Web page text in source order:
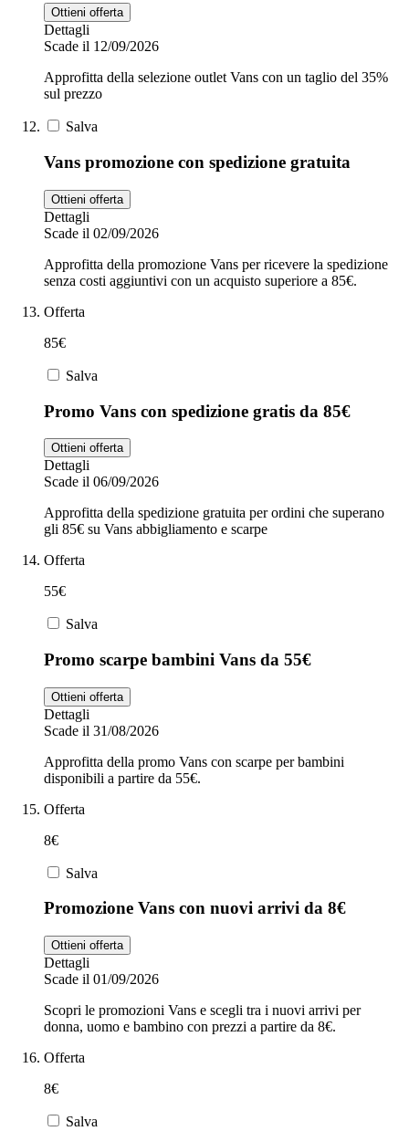
Ottieni offerta
Dettagli
Scade il 12/09/2026
Approfitta della selezione outlet Vans con un taglio del 35%
sul prezzo
Salva
Vans promozione con spedizione gratuita
Ottieni offerta
Dettagli
Scade il 02/09/2026
Approfitta della promozione Vans per ricevere la spedizione
senza costi aggiuntivi con un acquisto superiore a 85€.
Offerta
85€
Salva
Promo Vans con spedizione gratis da 85€
Ottieni offerta
Dettagli
Scade il 06/09/2026
Approfitta della spedizione gratuita per ordini che superano
gli 85€ su Vans abbigliamento e scarpe
Offerta
55€
Salva
Promo scarpe bambini Vans da 55€
Ottieni offerta
Dettagli
Scade il 31/08/2026
Approfitta della promo Vans con scarpe per bambini
disponibili a partire da 55€.
Offerta
8€
Salva
Promozione Vans con nuovi arrivi da 8€
Ottieni offerta
Dettagli
Scade il 01/09/2026
Scopri le promozioni Vans e scegli tra i nuovi arrivi per
donna, uomo e bambino con prezzi a partire da 8€.
Offerta
8€
Salva